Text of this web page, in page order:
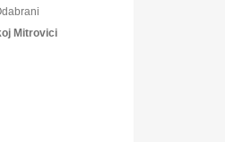
Mitrovici